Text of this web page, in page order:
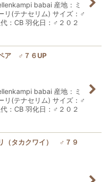
babai 産地：ミ
リ(テナセリム) サイズ：♂
：CB 羽化日：♂２０２
ア ♂７６UP
babai 産地：ミ
リ(テナセリム) サイズ：♂
：CB 羽化日：♂２０２
（タカクワイ） ♂７９